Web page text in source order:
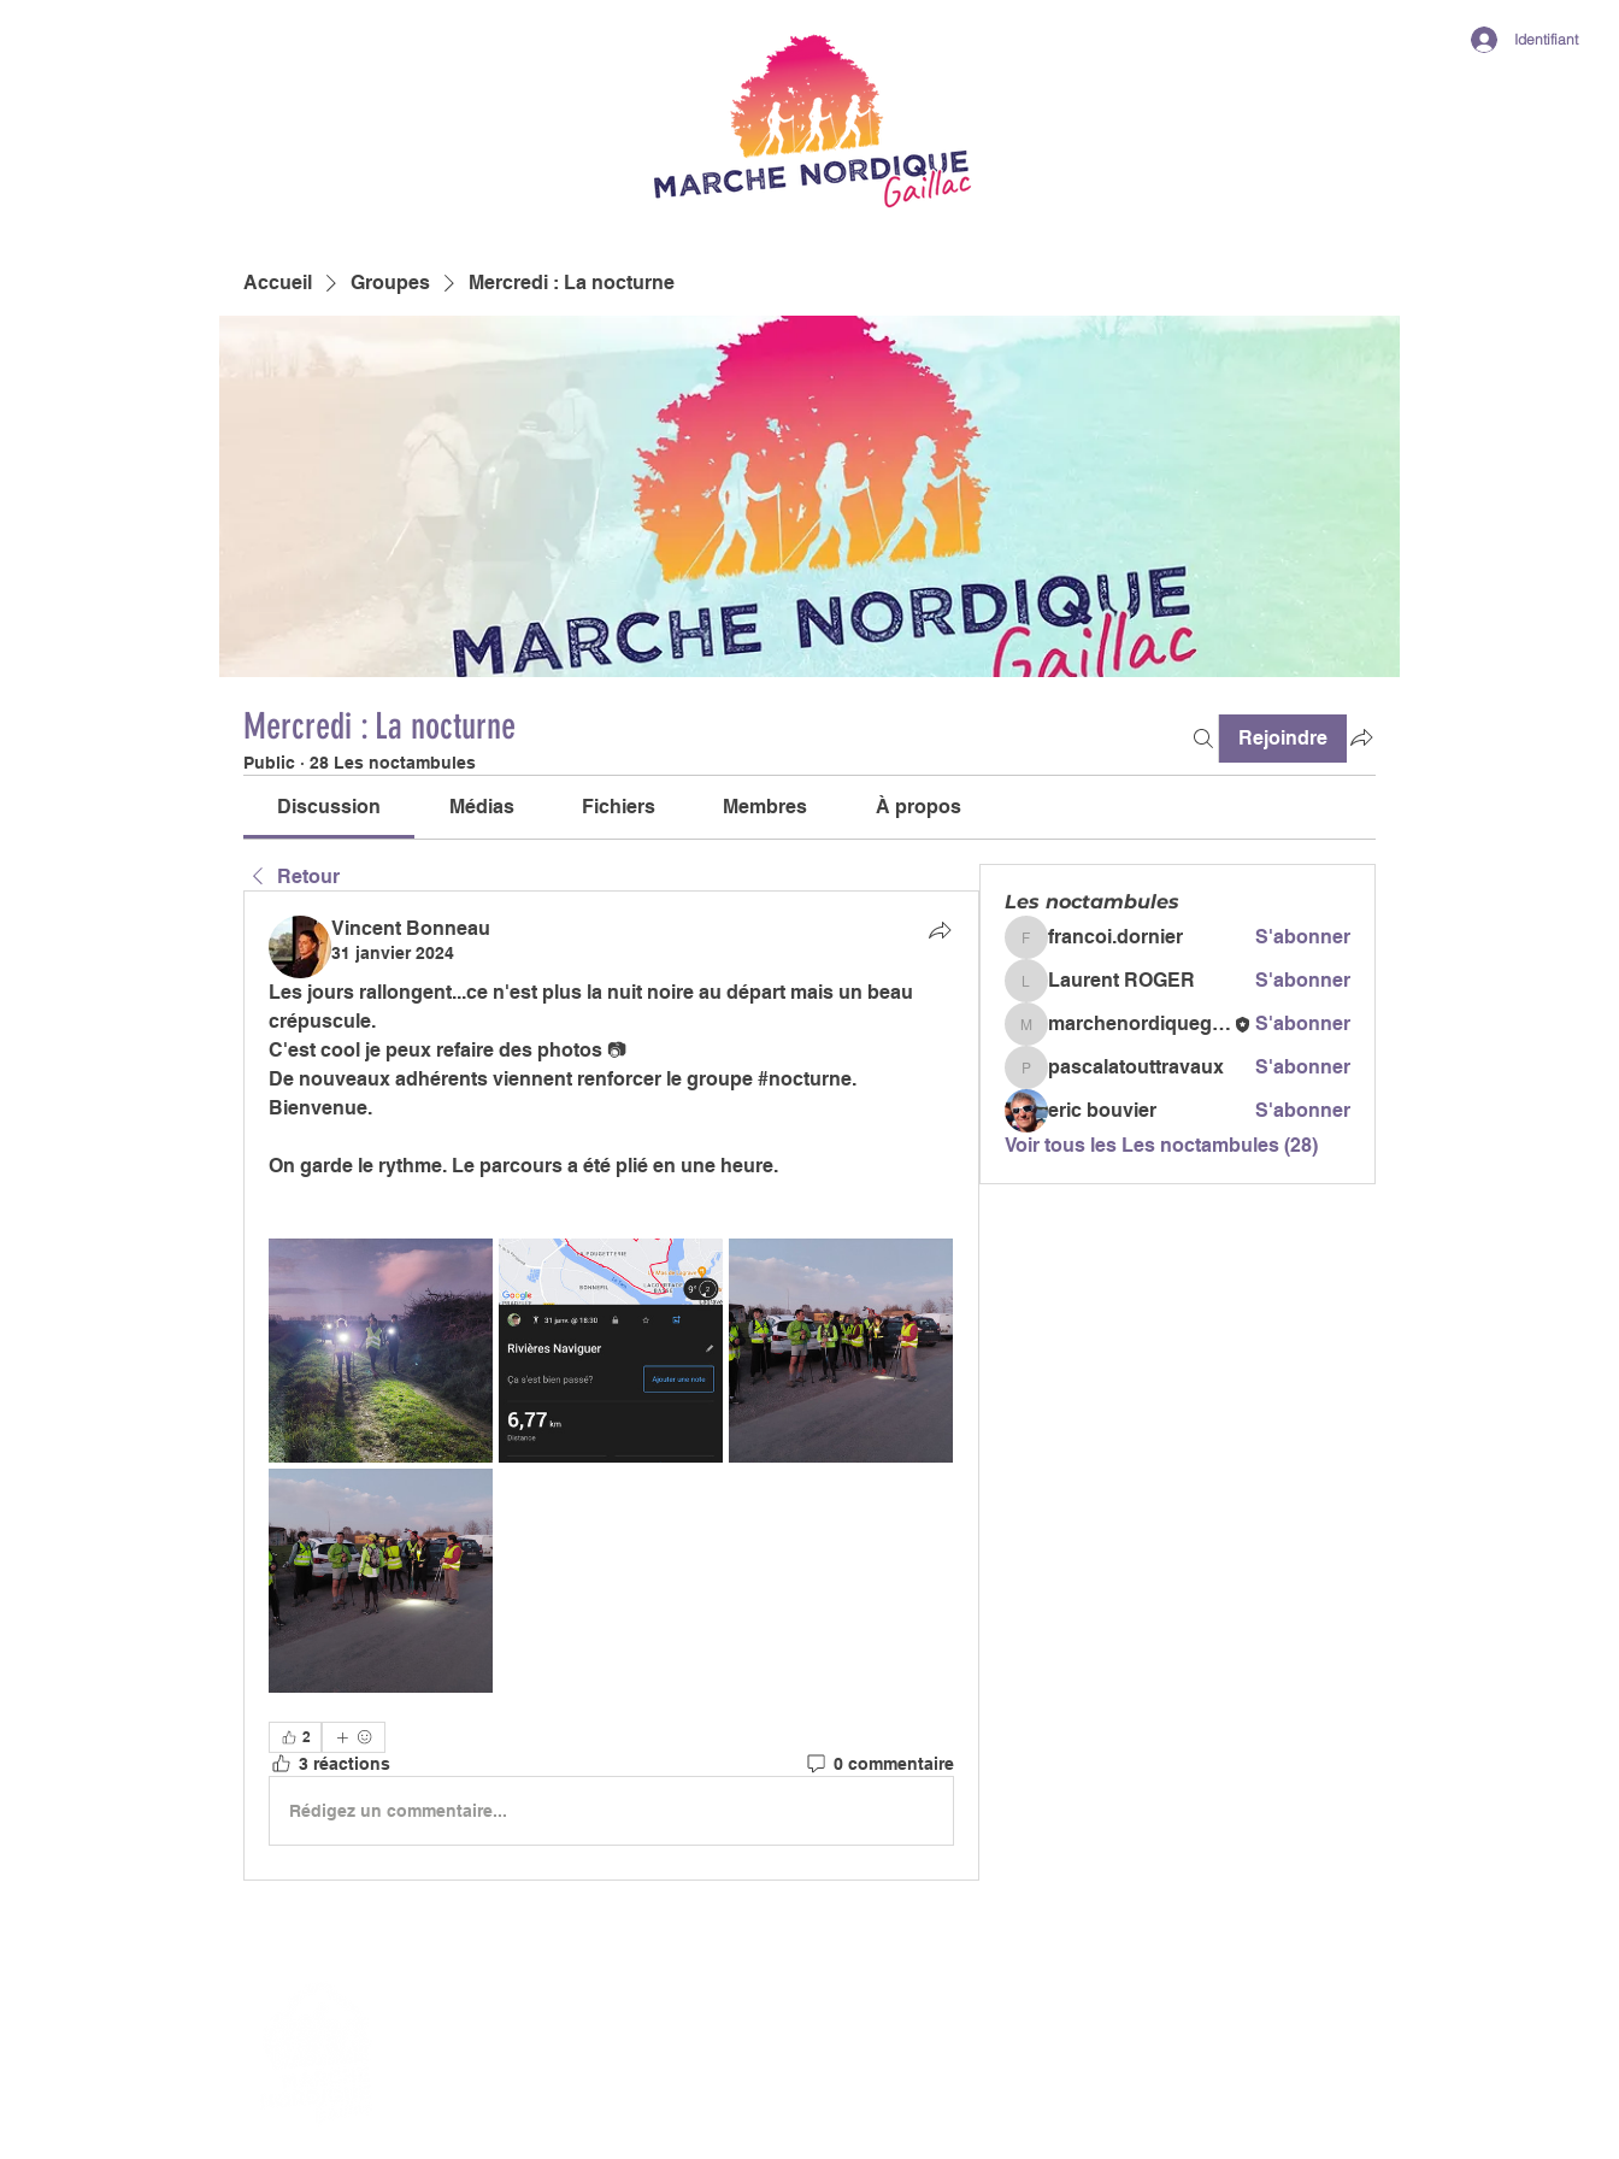
Identifiant
Accueil Groupes Mercredi : La nocturne
Mercredi : La nocturne
Public · 28 Les noctambules
Rejoindre
Discussion Médias Fichiers Membres À propos
Retour
Vincent Bonneau
31 janvier 2024
Les jours rallongent...ce n'est plus la nuit noire au départ mais un beau
crépuscule.
C'est cool je peux refaire des photos 📷
De nouveaux adhérents viennent renforcer le groupe #nocturne.
Bienvenue.
On garde le rythme. Le parcours a été plié en une heure.
2
3 réactions 0 commentaire
Rédigez un commentaire...
Les noctambules
francoi.dornier
francoi.dornier S'abonner
Laurent ROGER
Laurent ROGER S'abonner
marchenordiquegail
marchenordiquegail S'abonner
pascalatouttravaux
pascalatouttravaux
S'abonner
eric bouvier
S'abonner
Voir tous les Les noctambules (28)